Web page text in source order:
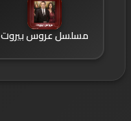
مسلسل عروس بيروت